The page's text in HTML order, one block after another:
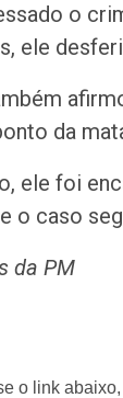
o
ele
da
ele foi
o caso
da PM
o link